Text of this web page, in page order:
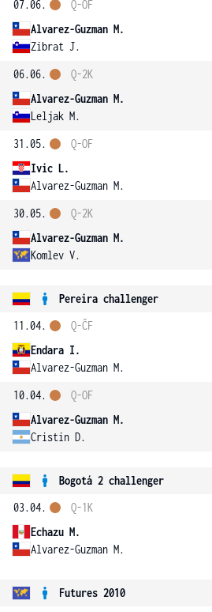
07.06.
Alvarez-Guzman M.
Zibrat J.
Q-OF
06.06.
Alvarez-Guzman M.
Leljak M.
Q-2K
31.05.
Ivic L.
Alvarez-Guzman M.
Q-OF
30.05.
Alvarez-Guzman M.
Komlev V.
Q-2K
Pereira challenger
11.04.
Endara I.
Alvarez-Guzman M.
Q-ČF
10.04.
Alvarez-Guzman M.
Cristin D.
Q-OF
Bogotá 2 challenger
03.04.
Echazu M.
Alvarez-Guzman M.
Q-1K
Futures 2010